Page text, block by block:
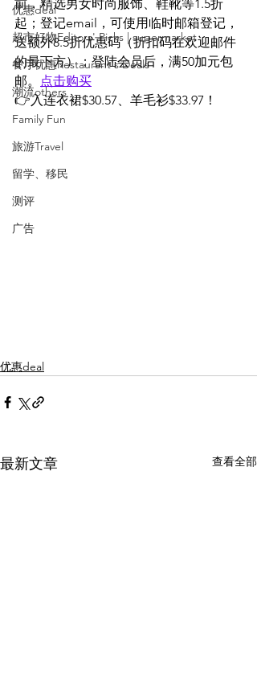
优惠deal
超市好物Editors' Picks | supermarket
餐厅优惠Restaurant's Deals
潮流others
Family Fun
旅游Travel
留学、移民
测评
广告
前，精选男女时尚服饰、鞋靴等1.5折
起；登记email，可使用临时邮箱登记，
送额外8.5折优惠码（折扣码在欢迎邮件
的最下方）；登陆会员后，满50加元包
邮。
点击购买
👉入连衣裙$30.57、羊毛衫$33.97！
优惠deal
最新文章 查看全部